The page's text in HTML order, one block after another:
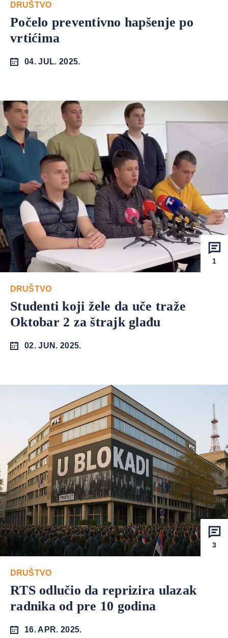
DRUŠTVO
Počelo preventivno hapšenje po
vrtićima
04. JUL. 2025.
1
DRUŠTVO
Studenti koji žele da uče traže
Oktobar 2 za štrajk glađu
02. JUN. 2025.
3
DRUŠTVO
RTS odlučio da reprizira ulazak
radnika od pre 10 godina
16. APR. 2025.